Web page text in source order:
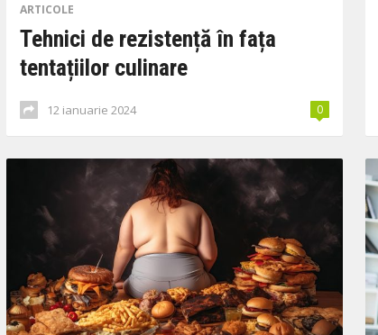
ARTICOLE
Tehnici de rezistență în fața
tentațiilor culinare
12 ianuarie 2024 0